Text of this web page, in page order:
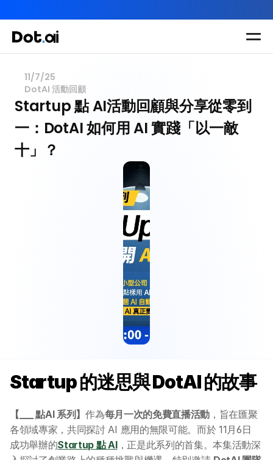
11/7/25
DotAI 活動回顧
Startup 點 AI活動回顧與分享從零到
一：DotAI 如何用 AI 實踐「以一敵
十」？
Startup 的迷思與 DotAI 的故事
【___ 點AI 系列】作為每月一次的免費直播活動 ，旨在匯聚
各領域專家，共同探討 AI 應用的無限可能。而於 11月6日
成功舉辦的Startup 點 AI，正是此系列的首集。本集活動深
Dot.AI Academy
全港最貼地AI課程
三大恆常課程 主題課程
所有課程
多種專項技能提
升課程
實用課程
我們有三大課程